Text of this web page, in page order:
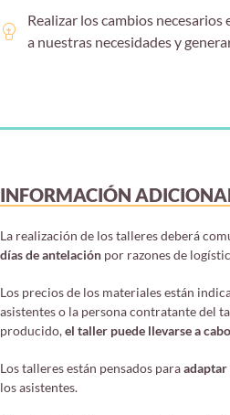
Realizar los cambios
a nuestras necesidades y
INFORMACIÓN
La realización de los talleres deberá
días de antelación por razones de
Los precios de los materiales están
asistentes o la persona contratante del
producido,el taller puede llevarse a
Los talleres están pensados paraadaptar
los asistentes.